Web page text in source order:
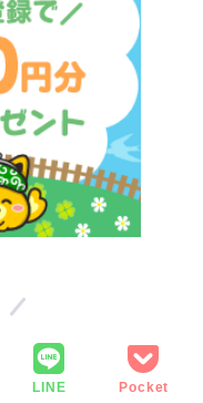
LINE Pocket